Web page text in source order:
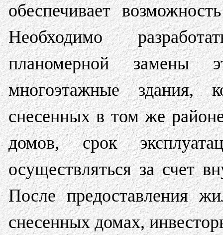
обеспечивает
Необходимо
планомерной замены
многоэтажные здания,
снесенных в том же
домов, срок
осуществляться за счет
После предоставления
снесенных домах,